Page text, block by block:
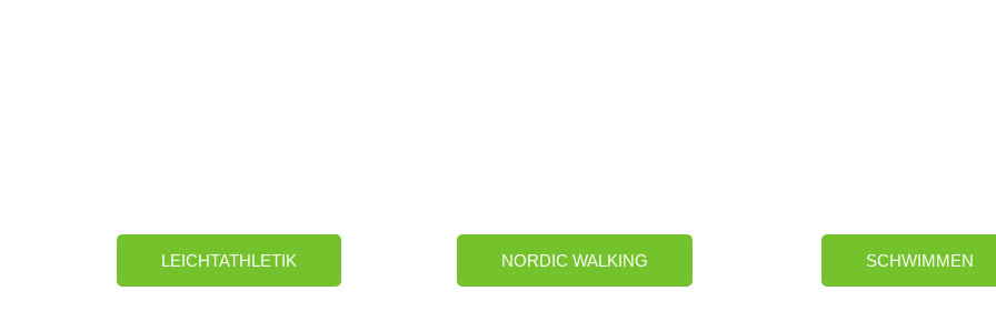
LEICHTATHLETIK NORDIC WALKING SCHWIMMEN